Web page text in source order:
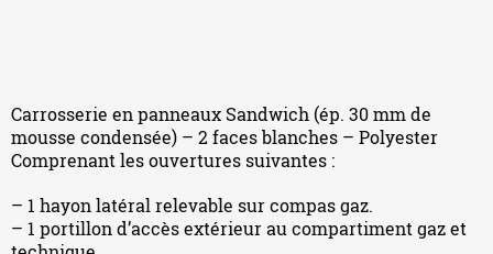
Carrosserie en panneaux Sandwich (ép. 30 mm de
mousse condensée) – 2 faces blanches – Polyester
Comprenant les ouvertures suivantes :
– 1 hayon latéral relevable sur compas gaz.
– 1 portillon d’accès extérieur au compartiment gaz et